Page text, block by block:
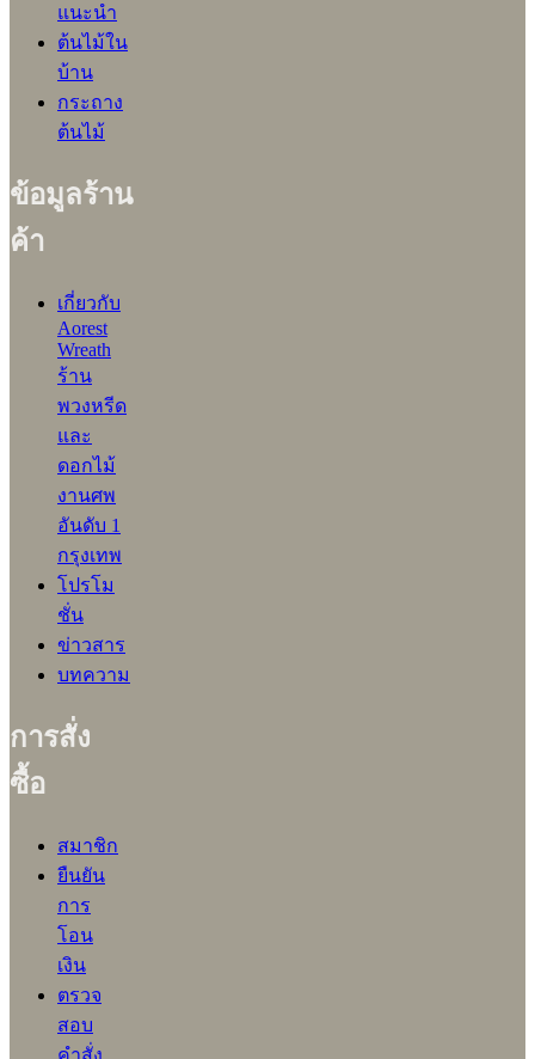
แนะนำ
ต้นไม้ใน
บ้าน
กระถาง
ต้นไม้
ข้อมูลร้าน
ค้า
เกี่ยวกับ
Aorest
Wreath
ร้าน
พวงหรีด
และ
ดอกไม้
งานศพ
อันดับ 1
กรุงเทพ
โปรโม
ชั่น
ข่าวสาร
บทความ
การสั่ง
ซื้อ
สมาชิก
ยืนยัน
การ
โอน
เงิน
ตรวจ
สอบ
คำสั่ง